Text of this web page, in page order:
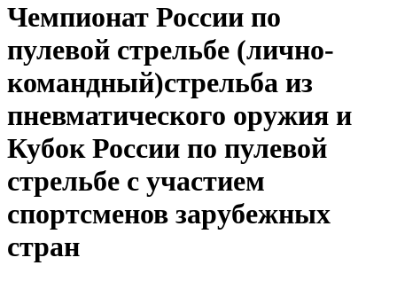
Чемпионат России по
пулевой стрельбе (лично-
командный)стрельба из
пневматического оружия и
Кубок России по пулевой
стрельбе с участием
спортсменов зарубежных
стран